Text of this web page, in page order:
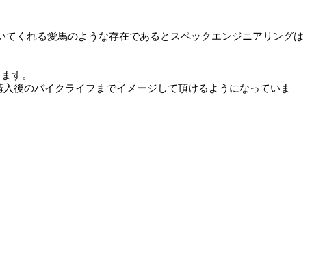
くれる愛馬のような存在であるとスペックエンジニアリングは
す。
後のバイクライフまでイメージして頂けるようになっていま